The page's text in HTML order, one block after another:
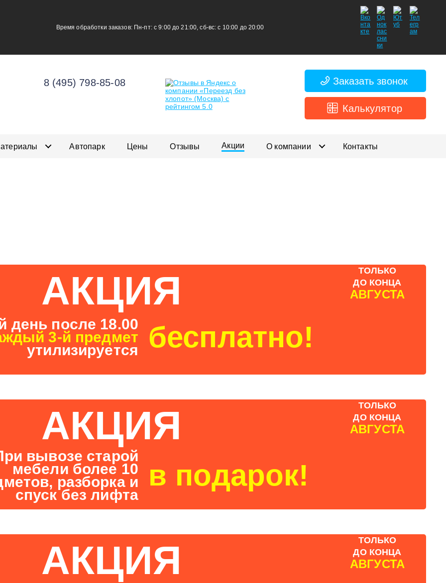
Время обработки заказов: Пн-пт: с 9:00 до 21:00, сб-вс: с 10:00 до 20:00
8 (495) 798-85-08 Заказать звонок
Калькулятор
Автопарк Цены Отзывы Акции О компании Контакты
АКЦИЯ
день после 18.00
3-й предмет
утилизируется бесплатно!
ТОЛЬКО
ДО КОНЦА
АВГУСТА
АКЦИЯ
вывозе старой
мебели более 10
разборка и
спуск без лифта
в подарок!
ТОЛЬКО
ДО КОНЦА
АВГУСТА
АКЦИЯ
ТОЛЬКО
ДО КОНЦА
АВГУСТА